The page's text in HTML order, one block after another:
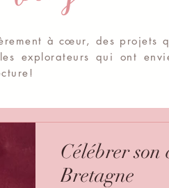
àcœur, des projets
explorateurs qui ont
Célébrer son
Bretagne